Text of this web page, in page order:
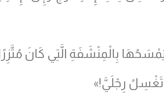
بِالْمِنْشَفَةِ الَّتِي كَانَ مُتَّزِرًا
تَغْسِلُ رِجْلَيَّ!»